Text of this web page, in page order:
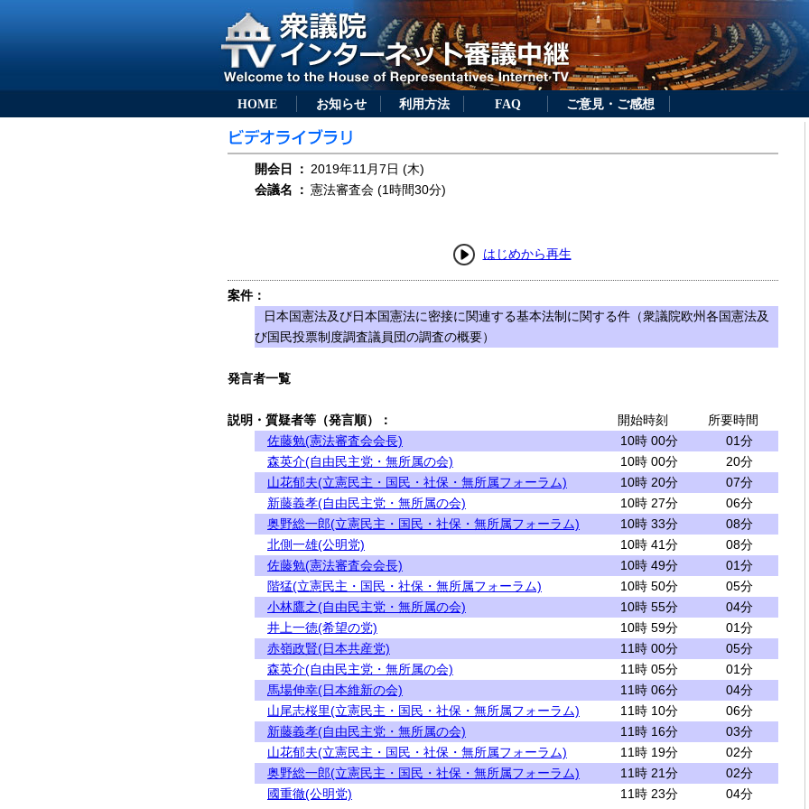
HOME お知らせ 利用方法 FAQ ご意見・ご感想
開会日 ： 2019年11月7日 (木)
会議名
： 憲法審査会 (1時間30分)
はじめから再生
案件：
日本国憲法及び日本国憲法に密接に関連する基本法制に関する件（衆議院欧州各国憲法及
び国民投票制度調査議員団の調査の概要）
発言者一覧
説明・質疑者等（発言順）： 開始時刻
所要時間
佐藤勉(憲法審査会会長)
10時 00分
01分
森英介(自由民主党・無所属の会)
10時 00分
20分
山花郁夫(立憲民主・国民・社保・無所属フォーラム)
10時 20分
07分
新藤義孝(自由民主党・無所属の会)
10時 27分
06分
奥野総一郎(立憲民主・国民・社保・無所属フォーラム)
10時 33分
08分
北側一雄(公明党)
10時 41分
08分
佐藤勉(憲法審査会会長)
10時 49分
01分
階猛(立憲民主・国民・社保・無所属フォーラム)
10時 50分
05分
小林鷹之(自由民主党・無所属の会)
10時 55分
04分
井上一徳(希望の党)
10時 59分
01分
赤嶺政賢(日本共産党)
11時 00分
05分
森英介(自由民主党・無所属の会)
11時 05分
01分
馬場伸幸(日本維新の会)
11時 06分
04分
山尾志桜里(立憲民主・国民・社保・無所属フォーラム)
11時 10分
06分
新藤義孝(自由民主党・無所属の会)
11時 16分
03分
山花郁夫(立憲民主・国民・社保・無所属フォーラム)
11時 19分
02分
奥野総一郎(立憲民主・国民・社保・無所属フォーラム)
11時 21分
02分
國重徹(公明党)
11時 23分 04分